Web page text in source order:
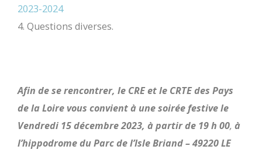
2023-2024
4. Questions diverses.
Afin de se rencontrer, le CRE et le CRTE des Pays
de la Loire vous convient à une soirée festive le
Vendredi 15 décembre 2023, à partir de 19 h 00, à
l’hippodrome du Parc de l’Isle Briand – 49220 LE